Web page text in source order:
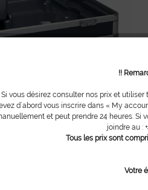
!!
Si vous désirez consulter nos prix et
d´abord vous inscrire dans « My
et peut prendre 24 heures. Si
joindre au :
Tous les prix sont
Votre